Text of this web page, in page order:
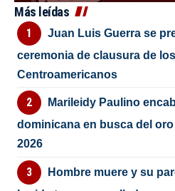
Más leídas
Juan Luis Guerra se
ceremonia de clausura de
Centroamericanos
Marileidy Paulino
dominicana en busca del
2026
Hombre muere y su